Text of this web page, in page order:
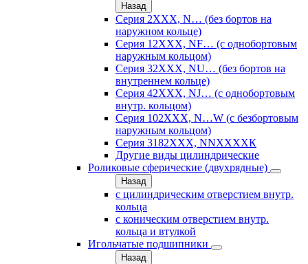
Назад
Серия 2ХХХ, N… (без бортов на
наружном кольце)
Серия 12ХХХ, NF… (с однобортовым
наружным кольцом)
Серия 32ХХХ, NU… (без бортов на
внутреннем кольце)
Серия 42ХХХ, NJ… (с однобортовым
внутр. кольцом)
Серия 102ХХХ, N…W (с безбортовым
наружным кольцом)
Серия 3182ХХХ, NNХХХХК
Другие виды цилиндрические
Роликовые сферические (двухрядные)
Назад
с цилиндрическим отверстием внутр.
кольца
с коническим отверстием внутр.
кольца и втулкой
Игольчатые подшипники
Назад